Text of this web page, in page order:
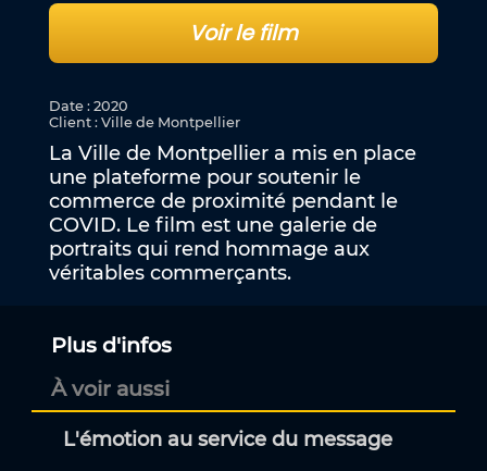
Voir le film
Date: 2020
Client: Ville de Montpellier
La Ville de Montpellier a mis en place
une plateforme pour soutenir le
commerce de proximité pendant le
COVID. Le film est une galerie de
portraits qui rend hommage aux
véritables commerçants.
Plus d'infos
À voir aussi
L'émotion au service du message